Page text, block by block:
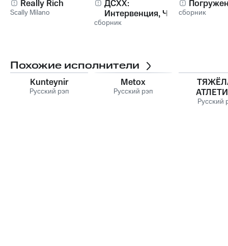
Really Rich
Scally Milano
ДСХХ:
Интервенция, Ч. 2.
Андер
сборник
сборник
Похожие исполнители
Kunteynir
Русский рэп
Metox
Русский рэп
Русский